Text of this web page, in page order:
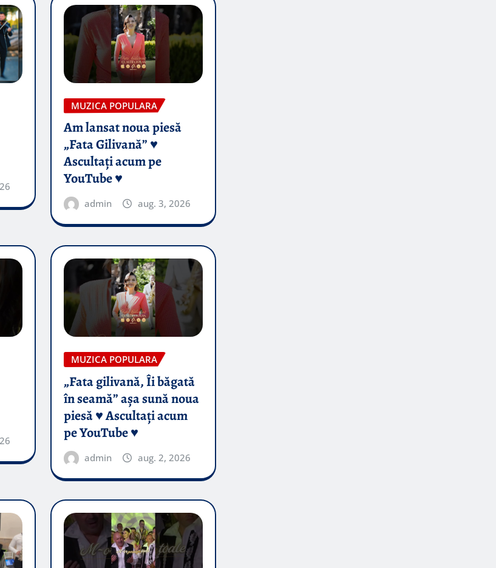
MUZICA POPULARA
Am lansat noua piesă
„Fata Gilivană” ♥️
Ascultați acum pe
YouTube ♥️
admin aug. 3, 2026
MUZICA POPULARA
„Fata gilivană, Îi băgată
în seamă” așa sună noua
piesă ♥️ Ascultați acum
pe YouTube ♥️
admin aug. 2, 2026